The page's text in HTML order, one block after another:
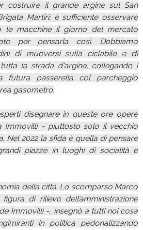
costruire il grande argine sul San
Martiri: è sufficiente osservare
le macchine il giorno del mercato
per pensarla così. Dobbiamo
di muoversi sulla ciclabile e di
la strada d'argine, collegando i
futura passerella col parcheggio
gasometro.
disegnare in queste ore opere
Immovilli - piuttosto solo il vecchio
Nel 2022 la sfida è quella di pensare
piazze in luoghi di socialità e
della città. Lo scomparso Marco
di rilievo dell’amministrazione
Immovilli -, insegnò a tutti noi cosa
in politica pedonalizzando